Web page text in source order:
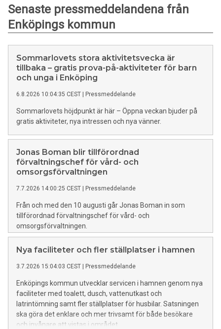
Senaste pressmeddelandena från
Enköpings kommun
Sommarlovets stora aktivitetsvecka är
tillbaka – gratis prova-på-aktiviteter för barn
och unga i Enköping
6.8.2026 10:04:35 CEST Pressmeddelande
Sommarlovets höjdpunkt är här – Öppna veckan bjuder på
gratis aktiviteter, nya intressen och nya vänner.
Jonas Boman blir tillförordnad
förvaltningschef för vård- och
omsorgsförvaltningen
7.7.2026 14:00:25 CEST Pressmeddelande
Från och med den 10 augusti går Jonas Boman in som
tillförordnad förvaltningschef för vård- och
omsorgsförvaltningen.
Nya faciliteter och fler ställplatser i hamnen
3.7.2026 15:04:03 CEST Pressmeddelande
Enköpings kommun utvecklar servicen i hamnen genom nya
faciliteter med toalett, dusch, vattenutkast och
latrintömning samt fler ställplatser för husbilar. Satsningen
ska göra det enklare och mer trivsamt för både besökare
och invånare att vistas i området.